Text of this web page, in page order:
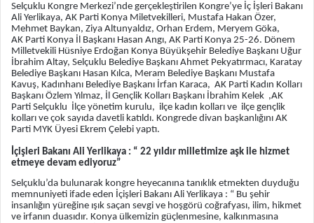
Selçuklu Kongre Merkezi’nde gerçekleştirilen Kongre’ye İç İşleri Bakanı
Ali Yerlikaya, AK Parti Konya Miletvekilleri, Mustafa Hakan Özer,
Mehmet Baykan, Ziya Altunyaldız, Orhan Erdem, Meryem Göka,
AK Parti Konya İl Başkanı Hasan Angı, AK Parti Konya 25-26. Dönem
Milletvekili Hüsniye Erdoğan Konya Büyükşehir Belediye Başkanı Uğur
İbrahim Altay, Selçuklu Belediye Başkanı Ahmet Pekyatırmacı, Karatay
Belediye Başkanı Hasan Kılca, Meram Belediye Başkanı Mustafa
Kavuş, Kadınhanı Belediye Başkanı İrfan Karaca, AK Parti Kadın Kolları
Başkanı Özlem Yılmaz, İl Gençlik Kolları Başkanı İbrahim Kelek ,AK
Parti Selçuklu İlçe yönetim kurulu, ilçe kadın kolları ve ilçe gençlik
kolları ve çok sayıda davetli katıldı. Kongrede divan başkanlığını AK
Parti MYK Üyesi Ekrem Çelebi yaptı.
İçişleri Bakanı Ali Yerlikaya : “ 22 yıldır milletimize aşk ile hizmet
etmeye devam ediyoruz”
Selçuklu’da bulunarak kongre heyecanına tanıklık etmekten duyduğu
memnuniyeti ifade eden İçişleri Bakanı Ali Yerlikaya : “ Bu şehir
insanlığın yüreğine ışık saçan sevgi ve hoşgörü coğrafyası, ilim, hikmet
ve irfanın duasıdır. Konya ülkemizin güçlenmesine, kalkınmasına